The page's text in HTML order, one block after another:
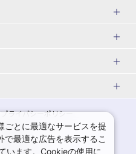
千葉県
神奈川県ホテル・旅館
岩手旅行・ツアー
秋田旅行・ツアー
ユニバーサル・スタジオ・ジャパ
女子旅 国内版
ゴールデンウィーク（GW）の国内
旅行
7月の国内旅行
プライバシーポリシー
規約集
商標について
ごとに最適なサービスを提
最適な広告を表示するこ
います。Cookieの使用に